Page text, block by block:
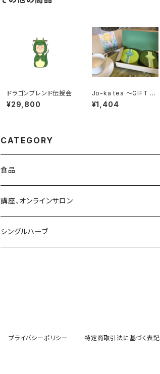
ドラゴンブレンド伝授会
¥29,800
Jo-ka tea ～GIFT B
OX～
¥1,404
CATEGORY
食品
講座、オンラインサロン
シングルハーブ
プライバシーポリシー 特定商取引法に基づく表記